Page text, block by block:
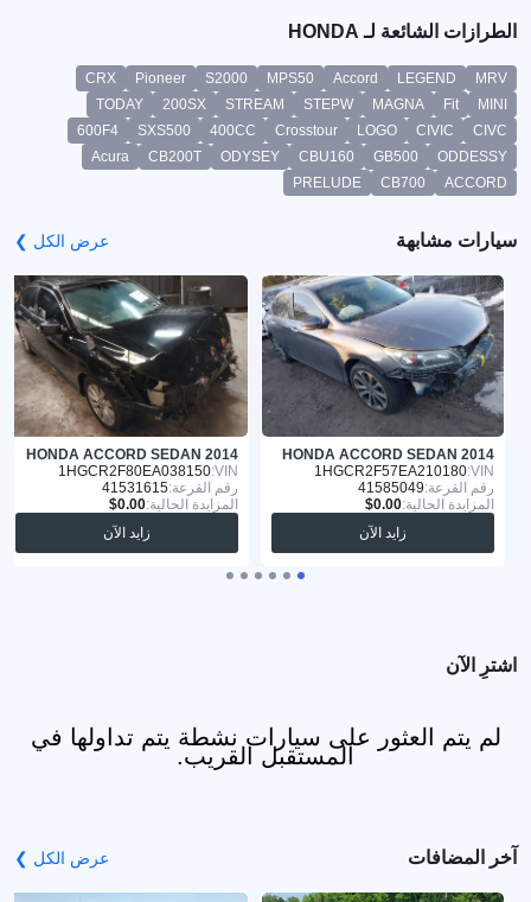
الطرازات الشائعة لـ HONDA
MRV
LEGEND
Accord
MPS50
S2000
Pioneer
CRX
MINI
Fit
MAGNA
STEPW
STREAM
200SX
TODAY
CIVC
CIVIC
LOGO
Crosstour
400CC
SXS500
600F4
ODDESSY
GB500
CBU160
ODYSEY
CB200T
Acura
ACCORD
CB700
PRELUDE
سيارات مشابهة عرض الكل ❯
HONDA ACCORD SEDAN 2014
VIN:
1HGCR2F57EA210180
رقم القرعة:41585049
المزايدة الحالية:
زايد الآن
HONDA ACCORD SEDAN 2014
VIN:
1HGCR2F80EA038150
رقم القرعة:41531615
المزايدة الحالية:
زايد الآن
اشترِ الآن
لم يتم العثور على سيارات نشطة يتم تداولها في
المستقبل القريب.
آخر المضافات عرض الكل ❯